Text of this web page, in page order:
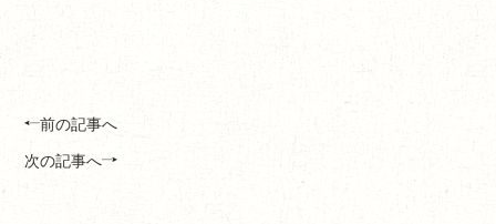
前の記事へ
次の記事へ